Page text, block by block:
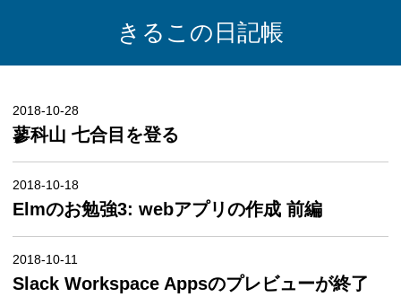
きるこの日記帳
蓼科山 七合目を登る
2018-10-28
Elmのお勉強3: webアプリの作成 前編
2018-10-18
Slack Workspace Appsのプレビューが終了
2018-10-11